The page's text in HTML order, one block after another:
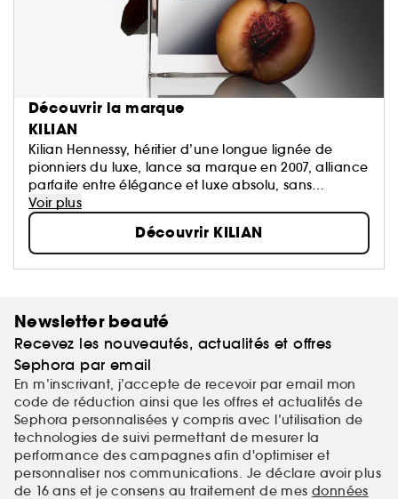
Découvrir la marque
KILIAN
Kilian Hennessy, héritier d’une longue lignée de
pionniers du luxe, lance sa marque en 2007, alliance
parfaite entre élégance et luxe absolu, sans
concessions. La marque célèbre une décennie de
révolution dans la parfumerie...
Voir plus
Découvrir KILIAN
Newsletter beauté
Recevez les nouveautés, actualités et offres
Sephora par email
En m’inscrivant, j’accepte de recevoir par email mon
code de réduction ainsi que les offres et actualités de
Sephora personnalisées y compris avec l’utilisation de
technologies de suivi permettant de mesurer la
performance des campagnes afin d'optimiser et
personnaliser nos communications. Je déclare avoir plus
de 16 ans et je consens au traitement de mes données